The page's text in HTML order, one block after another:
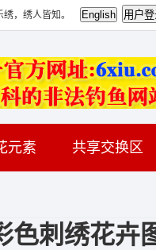
绣，绣人皆知。
元素 共享交换区
色刺绣花卉